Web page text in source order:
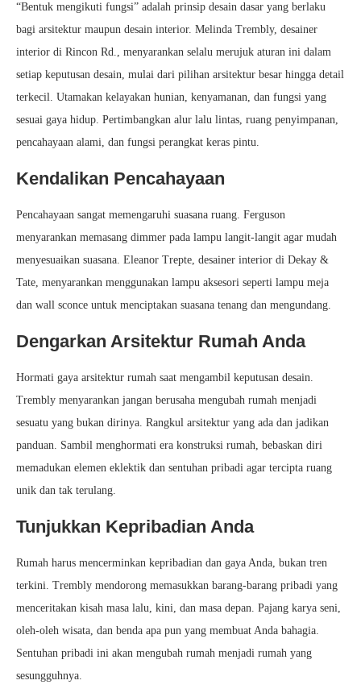
“Bentuk mengikuti fungsi” adalah prinsip desain dasar yang berlaku
bagi arsitektur maupun desain interior. Melinda Trembly, desainer
interior di Rincon Rd., menyarankan selalu merujuk aturan ini dalam
setiap keputusan desain, mulai dari pilihan arsitektur besar hingga detail
terkecil. Utamakan kelayakan hunian, kenyamanan, dan fungsi yang
sesuai gaya hidup. Pertimbangkan alur lalu lintas, ruang penyimpanan,
pencahayaan alami, dan fungsi perangkat keras pintu.
Kendalikan Pencahayaan
Pencahayaan sangat memengaruhi suasana ruang. Ferguson
menyarankan memasang dimmer pada lampu langit-langit agar mudah
menyesuaikan suasana. Eleanor Trepte, desainer interior di Dekay &
Tate, menyarankan menggunakan lampu aksesori seperti lampu meja
dan wall sconce untuk menciptakan suasana tenang dan mengundang.
Dengarkan Arsitektur Rumah Anda
Hormati gaya arsitektur rumah saat mengambil keputusan desain.
Trembly menyarankan jangan berusaha mengubah rumah menjadi
sesuatu yang bukan dirinya. Rangkul arsitektur yang ada dan jadikan
panduan. Sambil menghormati era konstruksi rumah, bebaskan diri
memadukan elemen eklektik dan sentuhan pribadi agar tercipta ruang
unik dan tak terulang.
Tunjukkan Kepribadian Anda
Rumah harus mencerminkan kepribadian dan gaya Anda, bukan tren
terkini. Trembly mendorong memasukkan barang-barang pribadi yang
menceritakan kisah masa lalu, kini, dan masa depan. Pajang karya seni,
oleh-oleh wisata, dan benda apa pun yang membuat Anda bahagia.
Sentuhan pribadi ini akan mengubah rumah menjadi rumah yang
sesungguhnya.